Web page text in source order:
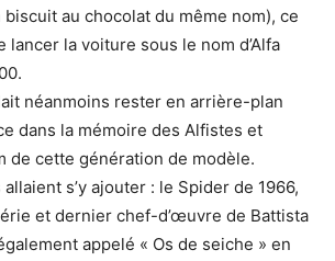
biscuit au chocolat du même nom), ce
lancer la voiture sous le nom d’Alfa
néanmoins rester en arrière-plan
dans la mémoire des Alfistes et
de cette génération de modèle.
allaient s’y ajouter : le Spider de 1966,
et dernier chef-d’œuvre de Battista
appelé « Os de seiche » en